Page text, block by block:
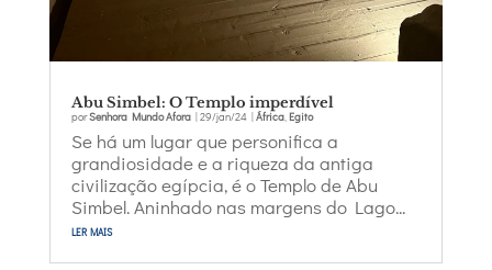
Abu Simbel: O Templo imperdível
porSenhora Mundo Afora| 29/jan/24| África, Egito
Se há um lugar que personifica a
grandiosidade e a riqueza da antiga
civilização egípcia, é o Templo de Abu
Simbel. Aninhado nas margens do Lago...
ler mais